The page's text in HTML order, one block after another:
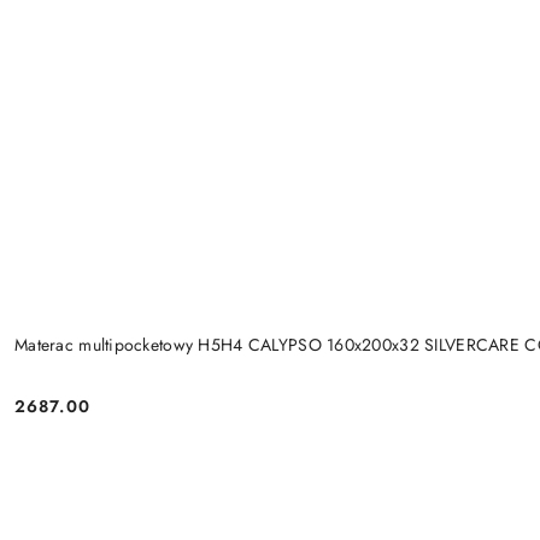
Materac multipocketowy H5H4 CALYPSO 160x200x32 SILVERCARE
Cena:
2687.00